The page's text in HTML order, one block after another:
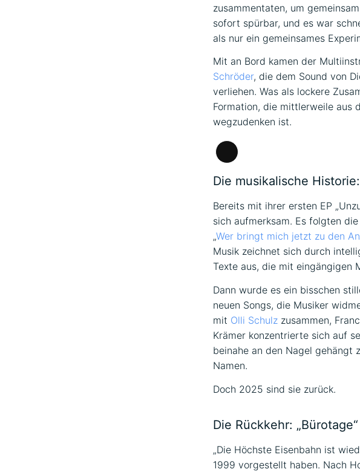
zusammentaten, um
sofort spürbar, und es war
als nur ein gemeinsames
Mit an Bord kamen der
Schröder, die dem Sound von
verliehen. Was als lockere
Formation, die mittlerweile aus
wegzudenken ist.
Lange
Beschreibung
Die musikalische
Bereits mit ihrer ersten EP
sich aufmerksam. Es folgten
„Wer bringt mich jetzt zu den
Musik zeichnet sich durch
Texte aus, die mit eingängigen
Dann wurde es ein bisschen
neuen Songs, die Musiker
mit Olli Schulz zusammen,
Krämer konzentrierte sich auf
beinahe an den Nagel gehängt
Namen.
Doch 2025 sind sie zurück.
Die Rückkehr:
„Die Höchste Eisenbahn ist
1999 vorgestellt haben. Nach